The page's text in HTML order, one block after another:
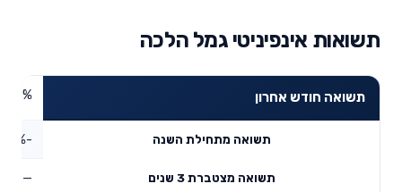
תשואות אינפיניטי גמל הלכה
תשואה חודש אחרון 3.3%
תשואה מתחילת השנה -1.79%
תשואה מצטברת 3 שנים —